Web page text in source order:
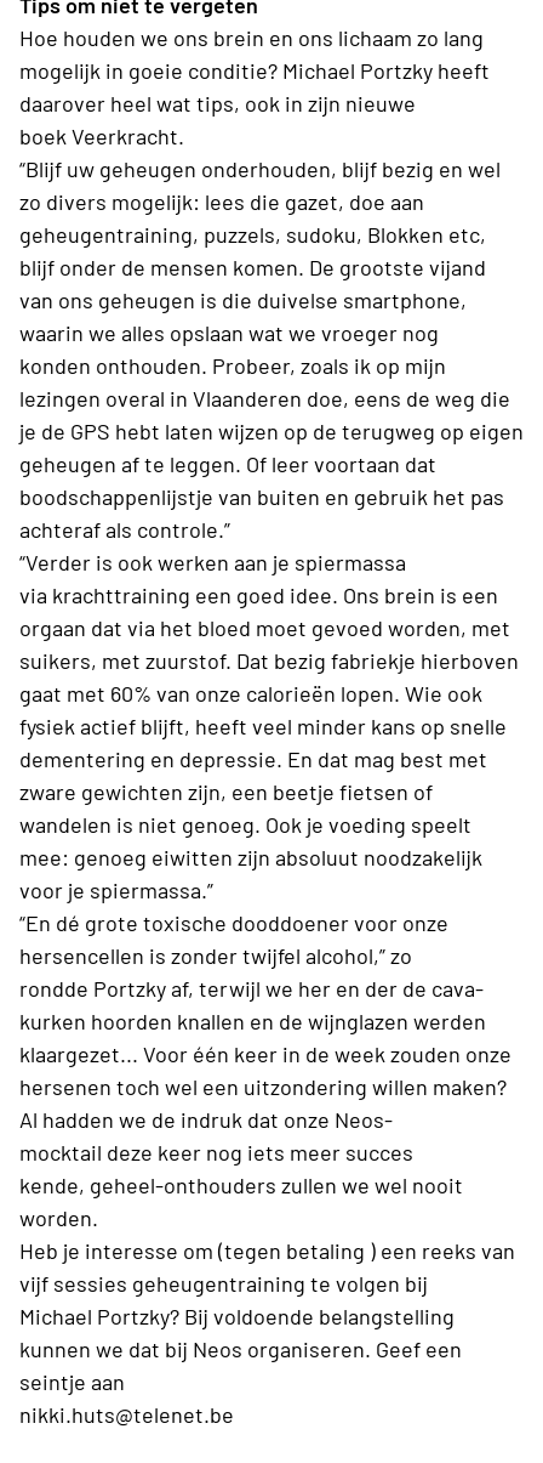
Hoe houden we ons brein en ons lichaam zo lang
mogelijk in goeie conditie? Michael Portzky heeft
daarover heel wat tips, ook in zijn nieuwe
boek Veerkracht.
“Blijf uw geheugen onderhouden, blijf bezig en wel
zo divers mogelijk: lees die gazet, doe aan
geheugentraining, puzzels, sudoku, Blokken etc,
blijf onder de mensen komen. De grootste vijand
van ons geheugen is die duivelse smartphone,
waarin we alles opslaan wat we vroeger nog
konden onthouden. Probeer, zoals ik op mijn
lezingen overal in Vlaanderen doe, eens de weg die
je de GPS hebt laten wijzen op de terugweg op eigen
geheugen af te leggen. Of leervoortaan dat
boodschappenlijstje van buiten en gebruik het pas
achteraf als controle.”
“Verder is ook werken aan je spiermassa
via krachttraining een goed idee. Ons brein is een
orgaan dat via het bloed moet gevoed worden, met
suikers, met zuurstof. Dat bezig fabriekje hierboven
gaat met 60% van onze calorieën lopen. Wie ook
fysiek actief blijft, heeft veel minder kans op snelle
dementering en depressie. En dat mag best met
zware gewichten zijn, een beetje fietsen of
wandelen is niet genoeg. Ook je voeding speelt
mee: genoeg eiwitten zijn absoluut noodzakelijk
voor je spiermassa.”
“En dé grote toxische dooddoener voor onze
hersencellen is zonder twijfel alcohol,”zo
rondde Portzkyaf, terwijl we her en der de cava-
kurken hoorden knallen en de wijnglazen werden
klaargezet... Voor één keer in de week zouden onze
hersenen toch wel een uitzondering willen maken?
Al hadden we de indruk dat onze Neos-
mocktail deze keer nog iets meer succes
kende, geheel-onthouders zullen we wel nooit
worden.
Heb je interesse om (tegen betaling ) een reeks van
vijf sessies geheugentraining te volgen bij
Michael Portzky? Bij voldoende belangstelling
kunnen we dat bij Neos organiseren. Geef een
seintje aan
nikki.huts@telenet.be